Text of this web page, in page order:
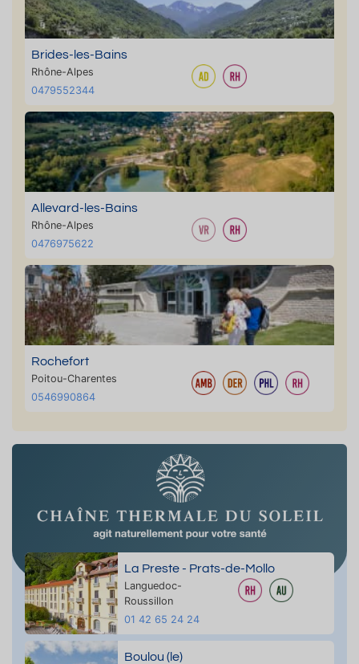
Brides-les-Bains
Rhône-Alpes
0479552344
Allevard-les-Bains
Rhône-Alpes
0476975622
Rochefort
Poitou-Charentes
0546990864
La Preste - Prats-de-Mollo
Languedoc-
Roussillon
01 42 65 24 24
Boulou (le)